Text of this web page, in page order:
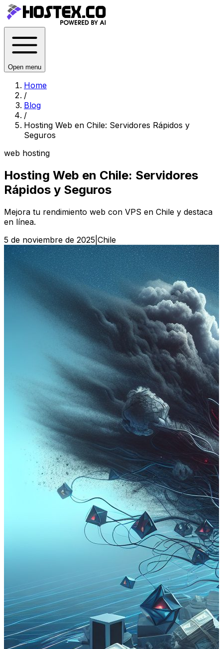
Open menu
Home
/
Blog
/
Hosting Web en Chile: Servidores Rápidos y
Seguros
web hosting
Hosting Web en Chile: Servidores
Rápidos y Seguros
Mejora tu rendimiento web con VPS en Chile y destaca
en línea.
5 de noviembre de 2025 Chile